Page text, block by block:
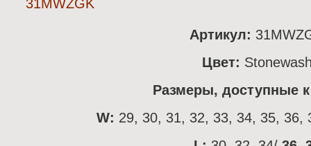
Артикул:
Цвет:
Размеры, доступные к
W: 29, 30, 31, 32, 33, 34, 35, 36,